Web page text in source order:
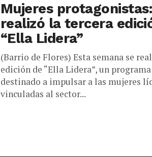
Mujeres
realizó la tercera
“Ella Lidera”
(Barrio de Flores) Esta semana se
edición de “Ella Lidera”, un
destinado a impulsar a las mujeres
vinculadas al sector...